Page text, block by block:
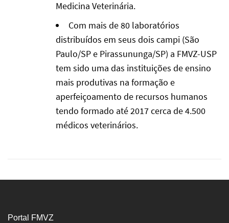
Medicina Veterinária.
Com mais de 80 laboratórios
distribuídos em seus dois campi (São
Paulo/SP e Pirassununga/SP) a FMVZ-USP
tem sido uma das instituições de ensino
mais produtivas na formação e
aperfeiçoamento de recursos humanos
tendo formado até 2017 cerca de 4.500
médicos veterinários.
Portal FMVZ